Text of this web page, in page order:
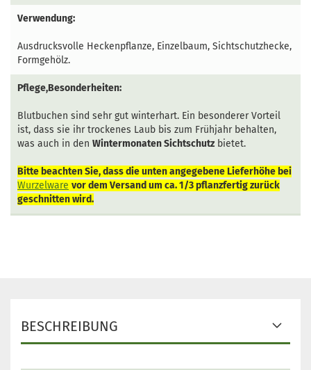
Verwendung:
Ausdrucksvolle Heckenpflanze, Einzelbaum, Sichtschutzhecke,
Formgehölz.
Pflege,Besonderheiten:
Blutbuchen sind sehr gut winterhart. Ein besonderer Vorteil
ist, dass sie ihr trockenes Laub bis zum Frühjahr behalten,
was auch in den Wintermonaten Sichtschutz bietet.
Bitte beachten Sie, dass die unten angegebene Lieferhöhe bei
Wurzelware vor dem Versand um ca. 1/3 pflanzfertig zurück
geschnitten wird.
BESCHREIBUNG